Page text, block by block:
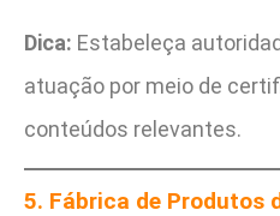
Dica: Estabeleça
atuação por meio de
conteúdos relevantes.
5. Fábrica de Produtos